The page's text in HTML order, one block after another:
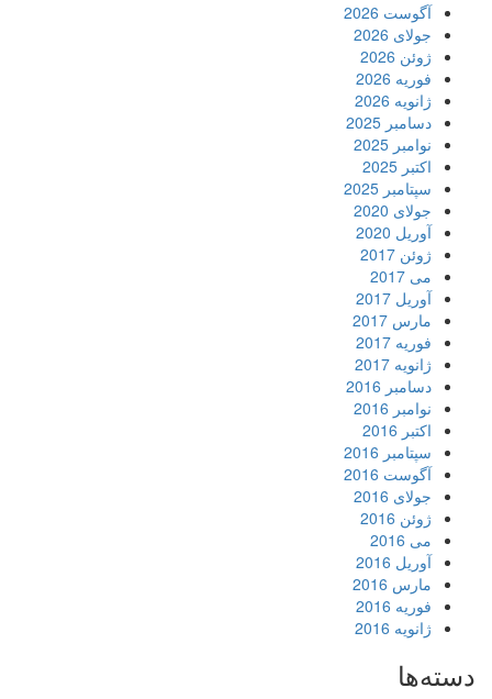
آگوست 2026
جولای 2026
ژوئن 2026
فوریه 2026
ژانویه 2026
دسامبر 2025
نوامبر 2025
اکتبر 2025
سپتامبر 2025
جولای 2020
آوریل 2020
ژوئن 2017
می 2017
آوریل 2017
مارس 2017
فوریه 2017
ژانویه 2017
دسامبر 2016
نوامبر 2016
اکتبر 2016
سپتامبر 2016
آگوست 2016
جولای 2016
ژوئن 2016
می 2016
آوریل 2016
مارس 2016
فوریه 2016
ژانویه 2016
دسته‌ها